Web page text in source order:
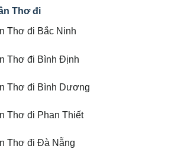
Thơ đi
Thơ đi Bắc Ninh
Thơ đi Bình Định
Thơ đi Bình Dương
Thơ đi Phan Thiết
Thơ đi Đà Nẵng